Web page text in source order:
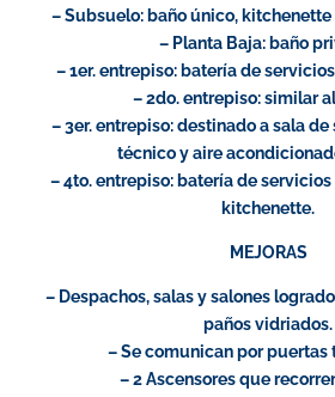
– Subsuelo: baño único,
– Planta Baja: baño
– 1er. entrepiso: batería de
– 2do. entrepiso: similar
– 3er. entrepiso: destinado a sala
técnico y aire
– 4to. entrepiso: batería de
kitchenette.
MEJORAS
– Despachos, salas y salones
paños vidriados.
– Se comunican por puertas
– 2 Ascensores que